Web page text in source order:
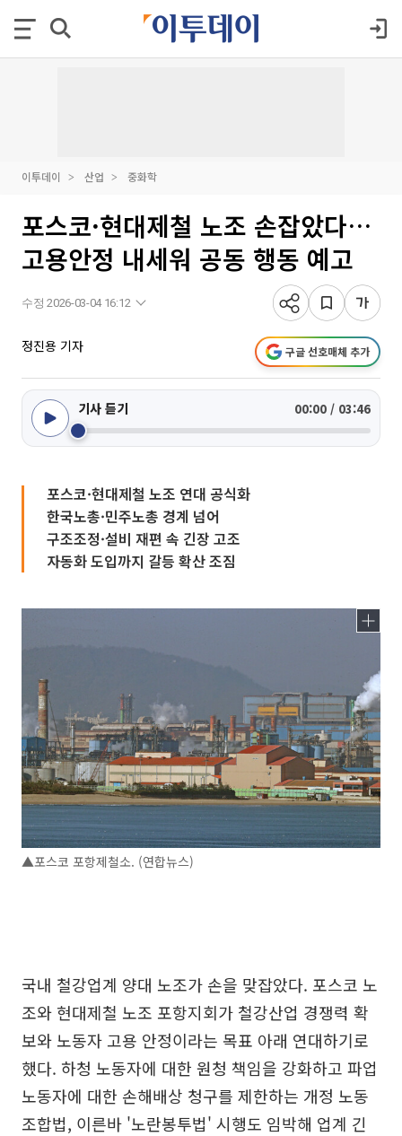
이투데이 산업 중화학
포스코·현대제철 노조 손잡았다…
고용안정 내세워 공동 행동 예고
수정 2026-03-04 16:12
정진용 기자 구글 선호매체 추가
기사 듣기 00:00 / 03:46
포스코·현대제철 노조 연대 공식화
한국노총·민주노총 경계 넘어
구조조정·설비 재편 속 긴장 고조
자동화 도입까지 갈등 확산 조짐
▲포스코 포항제철소. (연합뉴스)
국내 철강업계 양대 노조가 손을 맞잡았다. 포스코 노
조와 현대제철 노조 포항지회가 철강산업 경쟁력 확
보와 노동자 고용 안정이라는 목표 아래 연대하기로
했다. 하청 노동자에 대한 원청 책임을 강화하고 파업
노동자에 대한 손해배상 청구를 제한하는 개정 노동
조합법, 이른바 '노란봉투법' 시행도 임박해 업계 긴